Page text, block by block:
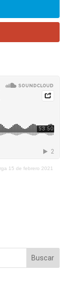
15 de febrero 2021